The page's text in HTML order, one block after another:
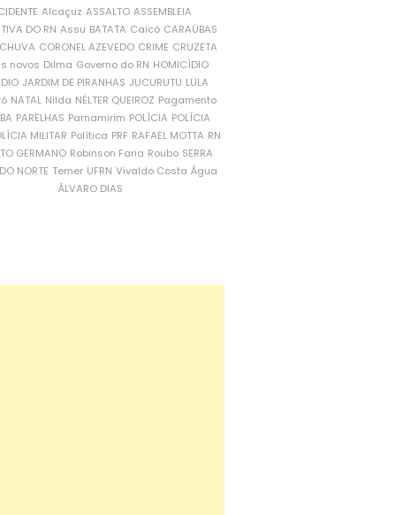
Alcaçuz ASSALTO ASSEMBLEIA
DO RN Assu BATATA Caicó CARAÚBAS
CORONEL AZEVEDO CRIME CRUZETA
novos Dilma Governo do RN HOMICÍDIO
JARDIM DE PIRANHAS JUCURUTU LULA
NATAL Nilda NÉLTER QUEIROZ Pagamento
PARELHAS Parnamirim POLÍCIA POLÍCIA
MILITAR Política PRF RAFAEL MOTTA RN
GERMANO Robinson Faria Roubo SERRA
NORTE Temer UFRN Vivaldo Costa Água
ÁLVARO DIAS